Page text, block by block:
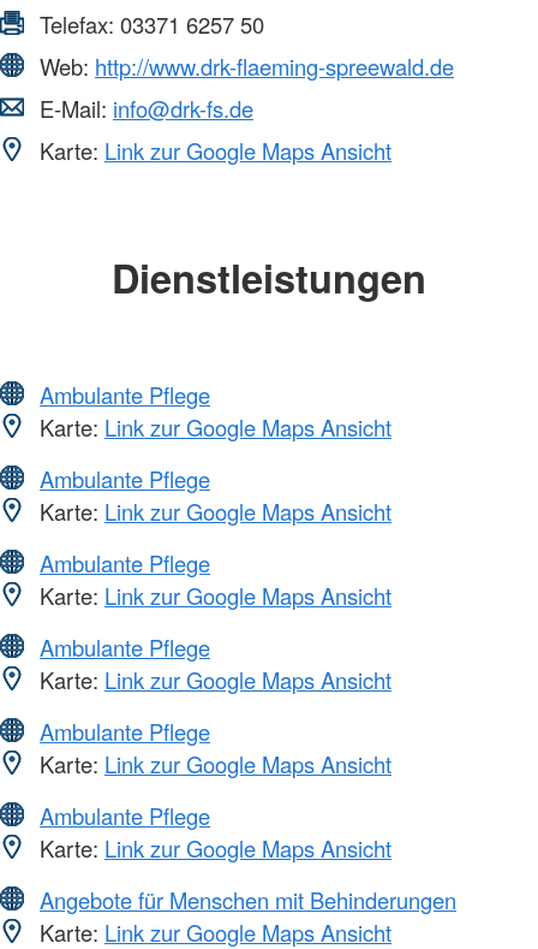
Telefax: 03371 6257 50
Web: http://www.drk-flaeming-spreewald.de
E-Mail: info@drk-fs.de
Karte: Link zur Google Maps Ansicht
Dienstleistungen
Ambulante Pflege
Karte: Link zur Google Maps Ansicht
Ambulante Pflege
Karte: Link zur Google Maps Ansicht
Ambulante Pflege
Karte: Link zur Google Maps Ansicht
Ambulante Pflege
Karte: Link zur Google Maps Ansicht
Ambulante Pflege
Karte: Link zur Google Maps Ansicht
Ambulante Pflege
Karte: Link zur Google Maps Ansicht
Angebote für Menschen mit Behinderungen
Karte: Link zur Google Maps Ansicht